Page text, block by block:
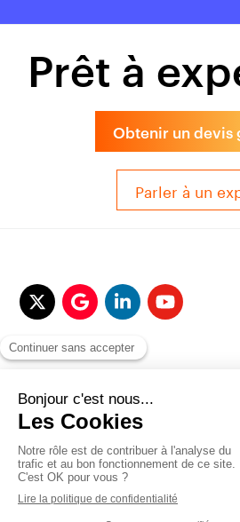
Prêt à
Obtenir un devis
Parler à un
© 2017-2025 QUALITAIR&SEA Dimotrans